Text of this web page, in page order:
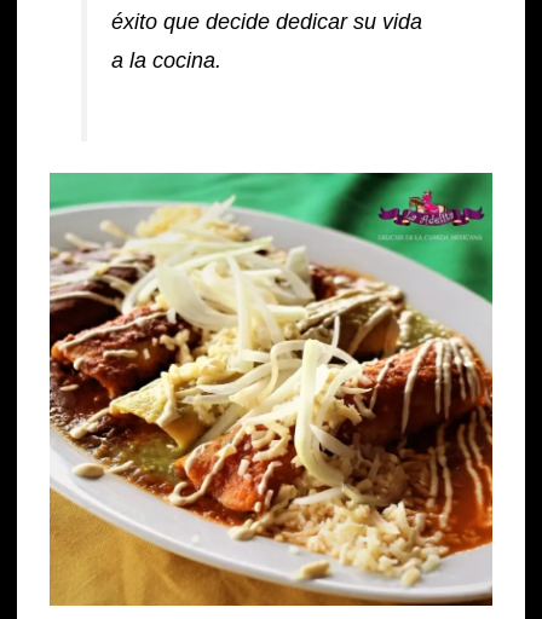
éxito que decide dedicar su vida
a la cocina.